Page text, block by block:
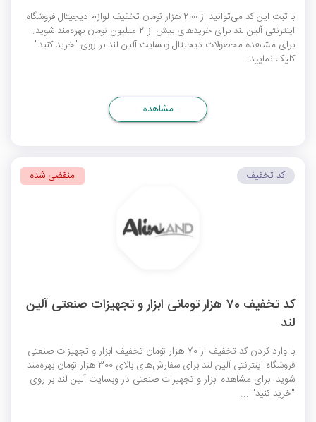
با ثبت این کد می‌توانید از 200 هزار تومان تخفیف لوازم دیجیتال فروشگاه
اینترنتی آلین لند برای خریدهای بیش از 2 میلیون تومان بهره‌مند شوید.
برای مشاهده محصولات دیجیتال وبسایت آلین لند بر روی "خرید کنید"
کلیک نمایید.
مشاهده
کد تخفیف 70 هزار تومانی ابزار و تجهیزات صنعتی آلین
لند
با وارد کردن کد تخفیف از 70 هزار تومان تخفیف ابزار و تجهیزات صنعتی
فروشگاه اینترنتی آلین لند برای سفارش‌های بالای 300 هزار تومان بهره‌مند
شوید. برای مشاهده ابزار و تجهیزات صنعتی در وبسایت آلین لند بر روی
"خرید کنید" ...
کد تخفیف منقضی شده